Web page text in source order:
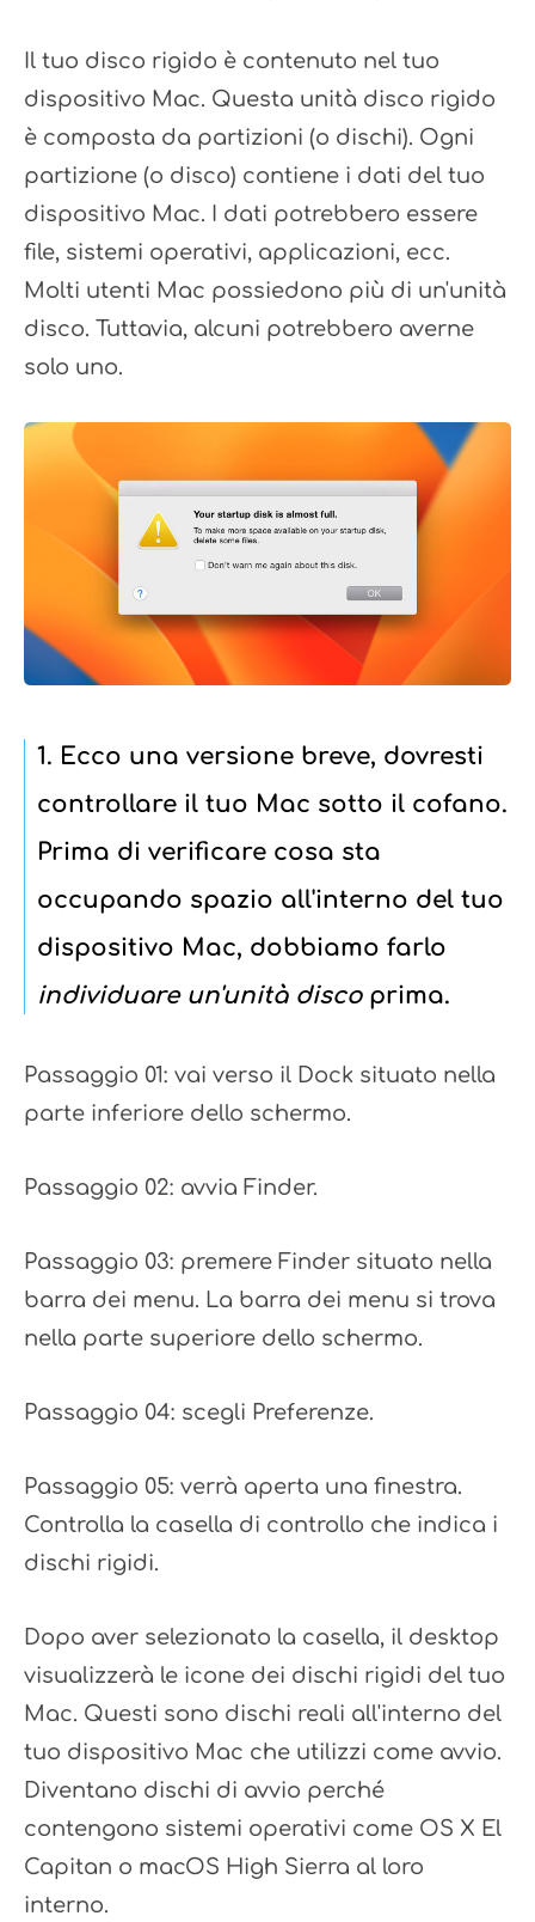
Il tuo disco rigido è contenuto nel tuo
dispositivo Mac. Questa unità disco rigido
è composta da partizioni (o dischi). Ogni
partizione (o disco) contiene i dati del tuo
dispositivo Mac. I dati potrebbero essere
file, sistemi operativi, applicazioni, ecc.
Molti utenti Mac possiedono più di un'unità
disco. Tuttavia, alcuni potrebbero averne
solo uno.
1. Ecco una versione breve, dovresti
controllare il tuo Mac sotto il cofano.
Prima di verificare cosa sta
occupando spazio all'interno del tuo
dispositivo Mac, dobbiamo farlo
individuare un'unità discoprima.
Passaggio 01: vai verso il Dock situato nella
parte inferiore dello schermo.
Passaggio 02: avvia Finder.
Passaggio 03: premere Finder situato nella
barra dei menu. La barra dei menu si trova
nella parte superiore dello schermo.
Passaggio 04: scegli Preferenze.
Passaggio 05: verrà aperta una finestra.
Controlla la casella di controllo che indica i
dischi rigidi.
Dopo aver selezionato la casella, il desktop
visualizzerà le icone dei dischi rigidi del tuo
Mac. Questi sono dischi reali all'interno del
tuo dispositivo Mac che utilizzi come avvio.
Diventano dischi di avvio perché
contengono sistemi operativi come OS X El
Capitan o macOS High Sierra al loro
interno.